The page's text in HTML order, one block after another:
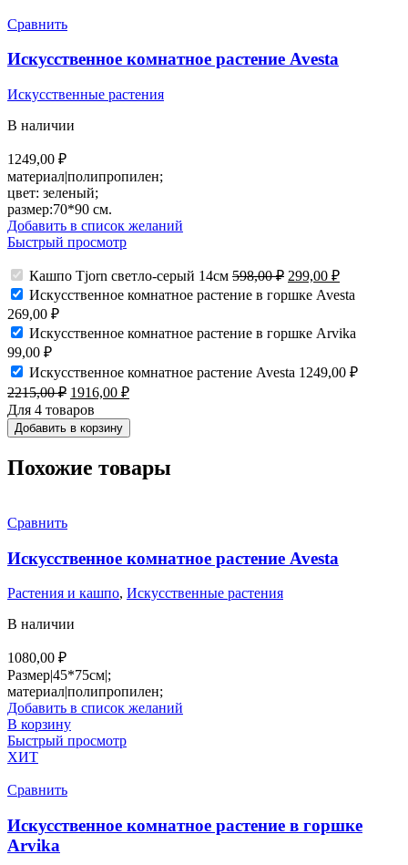
Сравнить
Искусственное комнатное растение Avesta
Искусственные растения
В наличии
1249,00 ₽
материал|полипропилен;
цвет: зеленый;
размер:70*90 см.
Добавить в список желаний
Быстрый просмотр
Кашпо Tjorn светло-серый 14см 598,00₽ Первоначальная
составляла
299,00 ₽Текущая
цена:
Искусственное комнатное растение в горшке Avesta
269,00 ₽
Искусственное комнатное растение в горшке Arvika
99,00 ₽
Искусственное комнатное растение Avesta 1249,00 ₽
2215,00₽ Первоначальная
цена
составляла
2215,00 ₽.
1916,00 ₽Текущая
1916,00 ₽.
Для 4 товаров
Добавить в корзину
Похожие товары
Сравнить
Искусственное комнатное растение Avesta
Растения и кашпо, Искусственные растения
В наличии
1080,00 ₽
Размер|45*75см|;
материал|полипропилен;
Добавить в список желаний
В корзину
Быстрый просмотр
ХИТ
Сравнить
Искусственное комнатное растение в горшке
Arvika